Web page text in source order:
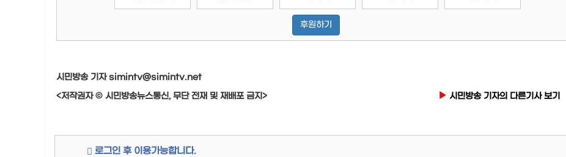
후원하기
시민방송 기자 simintv@simintv.net
<저작권자 © 시민방송뉴스통신, 무단 전재 및 재배포 금지>
시민방송 기자의 다른기사 보기
로그인 후 이용가능합니다.